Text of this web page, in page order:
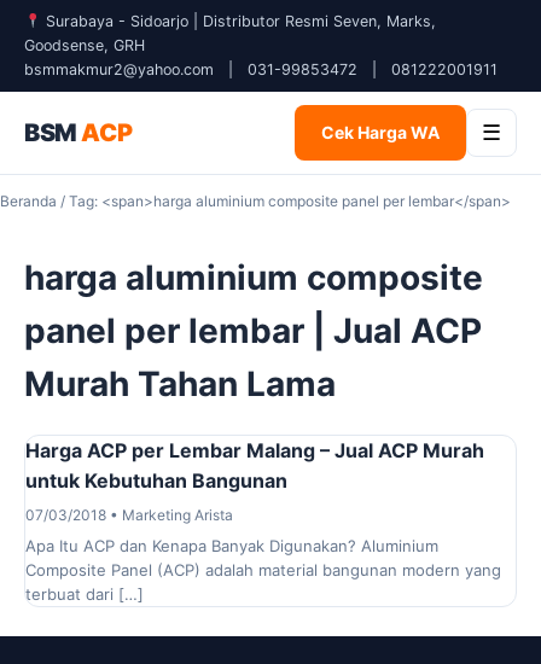
Surabaya - Sidoarjo | Distributor Resmi Seven, Marks,
Goodsense, GRH
bsmmakmur2@yahoo.com
031-99853472 081222001911
BSMACP Cek Harga WA ☰
Beranda / Tag: <span>harga aluminium composite panel per lembar</span>
harga aluminium composite
panel per lembar | Jual ACP
Murah Tahan Lama
Harga ACP per Lembar Malang – Jual ACP Murah
untuk Kebutuhan Bangunan
07/03/2018 • Marketing Arista
Apa Itu ACP dan Kenapa Banyak Digunakan? Aluminium
Composite Panel (ACP) adalah material bangunan modern yang
terbuat dari […]